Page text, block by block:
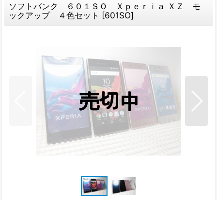
ソフトバンク ６０１ＳＯ Ｘｐｅｒｉａ ＸＺ モ
ックアップ ４色セット [601SO]